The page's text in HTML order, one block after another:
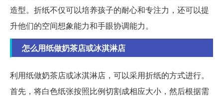
造型。折纸不仅可以培养孩子的耐心和专注力，还可以提
升他们的空间想象能力和手眼协调能力。
怎么用纸做奶茶店或冰淇淋店
利用纸做奶茶店或冰淇淋店，可以采用折纸的方式进行。
首先，将白色纸张按照比例切割成相应大小，然后根据需